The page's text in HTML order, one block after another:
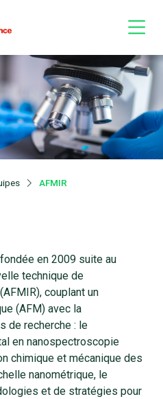
AFMIR
en 2009 suite au
technique de
couplant un
(AFM) avec la
de recherche : le
en nanospectroscopie
chimique et mécanique des
nanométrique, le
et de stratégies pour